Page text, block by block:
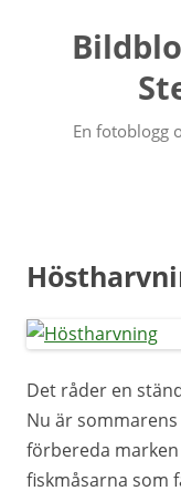
En fotoblogg
Det råder en
Nu är
förbereda
fiskmåsarna som